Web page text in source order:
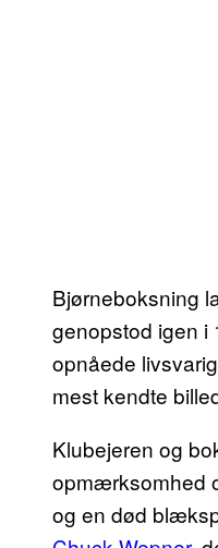
Bjørneboksning
genopstod igen i
opnåede
mest kendte
Klubejeren og
opmærksomhed
og en død